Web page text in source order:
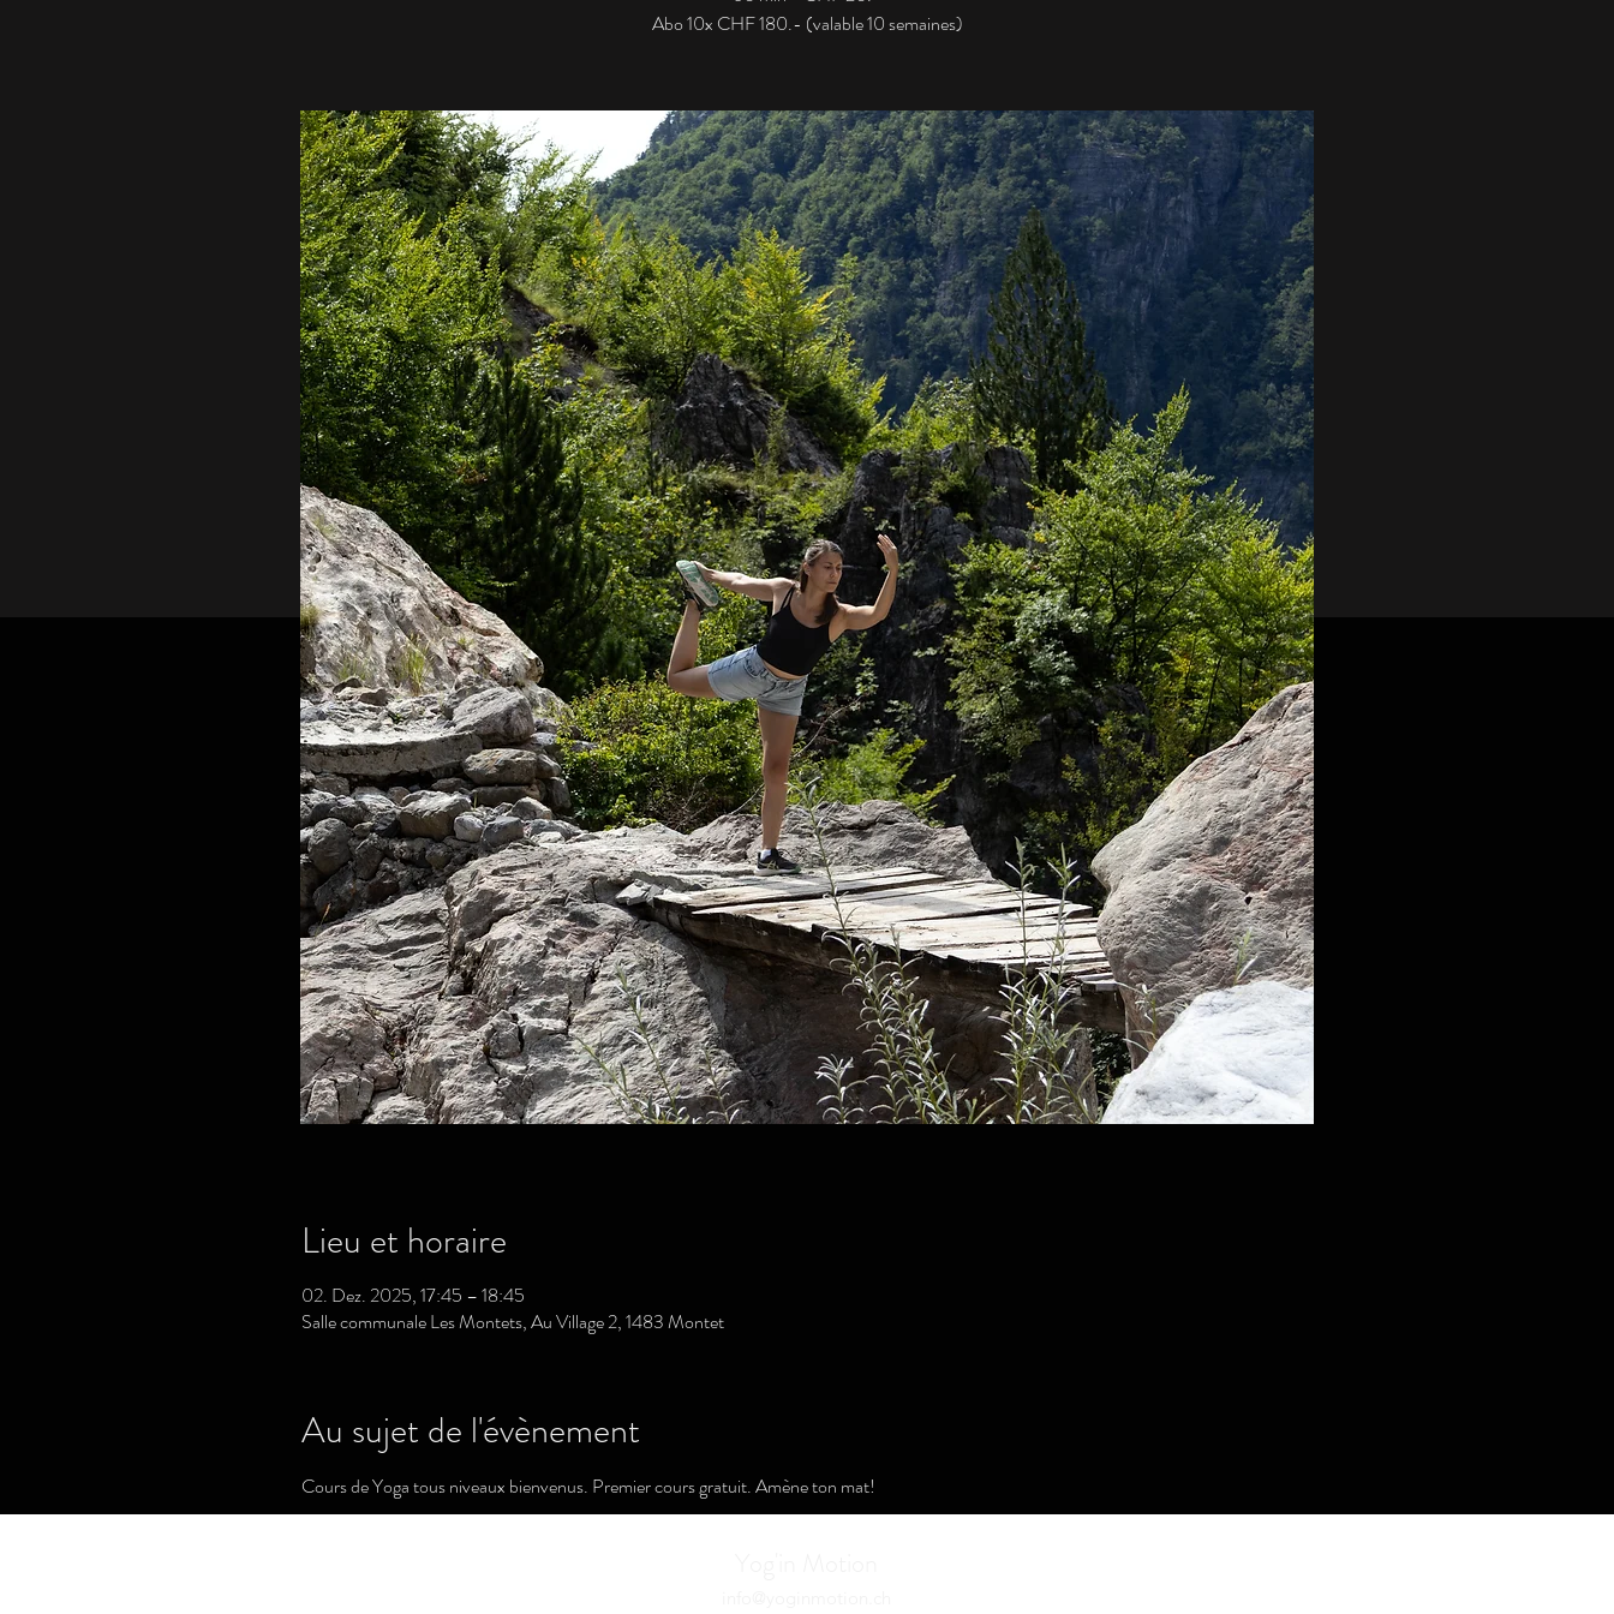
Abo 10x CHF 180.- (valable 10 semaines)
Lieu et horaire
02. Dez. 2025, 17:45 – 18:45
Salle communale Les Montets, Au Village 2, 1483 Montet
Au sujet de l'évènement
Cours de Yoga tous niveaux bienvenus. Premier cours gratuit. Amène ton mat!